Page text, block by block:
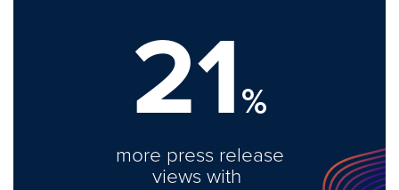
21%
more press release
views with